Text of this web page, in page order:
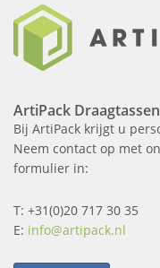
ArtiPack
Bij ArtiPack krijgt u
Neem contact op met
formulier in:
T: +31(0)20 717 30 35
E: info@artipack.nl